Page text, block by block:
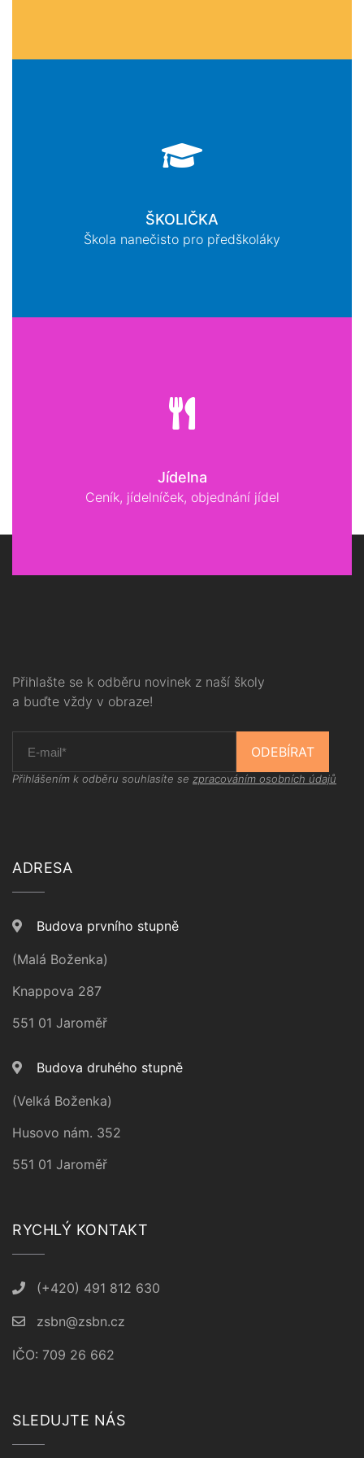
ŠKOLIČKA
Škola nanečisto pro předškoláky
Jídelna
Ceník, jídelníček, objednání jídel
Přihlašte se k odběru novinek z naší školy
a buďte vždy v obraze!
ODEBÍRAT
Přihlášením k odběru souhlasíte se zpracováním osobních údajů
ADRESA
Budova prvního stupně
(Malá Boženka)
Knappova 287
551 01 Jaroměř
Budova druhého stupně
(Velká Boženka)
Husovo nám. 352
551 01 Jaroměř
RYCHLÝ KONTAKT
(+420) 491 812 630
zsbn@zsbn.cz
IČO: 709 26 662
SLEDUJTE NÁS